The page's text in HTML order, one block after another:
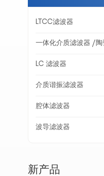
LTCC滤波器
一体化介质滤波器 /陶
LC 滤波器
介质谐振滤波器
腔体滤波器
波导滤波器
新产品